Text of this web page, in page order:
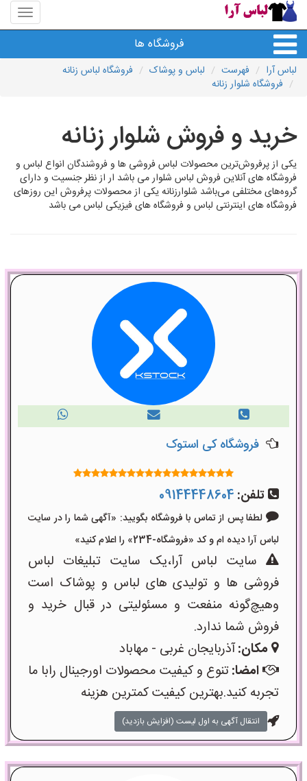
منوی
سایت
آرا
فروشگاه ها
لباس آرا فهرست لباس و پوشاک
فروشگاه لباس زنانه
فروشگاه شلوار زنانه
خرید و فروش شلوار زنانه
یکی از پرفروش‌ترین محصولات لباس فروشی ها و فروشندگان انواع لباس و
فروشگاه های آنلاین فروش لباس شلوار می باشد ار از نظر جنسیت و دارای
گروه‌های مختلفی می‌باشد شلوارزنانه یکی از محصولات پرفروش این روزهای
فروشگاه های اینترنتی لباس و فروشگاه های فیزیکی لباس می باشد
فروشگاه کی استوک
تلفن: 09144448604
لطفا پس از تماس با فروشگاه بگویید: «آگهی شما را در سایت
لباس آرا دیده ام و کد «فروشگاه-234» را اعلام کنید»
سایت لباس آرا،یک سایت تبلیغات لباس
فروشی ها و تولیدی های لباس و پوشاک است
وهیچ‌گونه منفعت و مسئولیتی در قبال خرید و
فروش شما ندارد.
مکان:آذربایجان غربی - مهاباد
امضا:تنوع و کیفیت محصولات اورجینال رابا ما
تجربه کنید.بهترین کیفیت کمترین هزینه
انتقال آگهی به اول لیست (افزایش بازدید)